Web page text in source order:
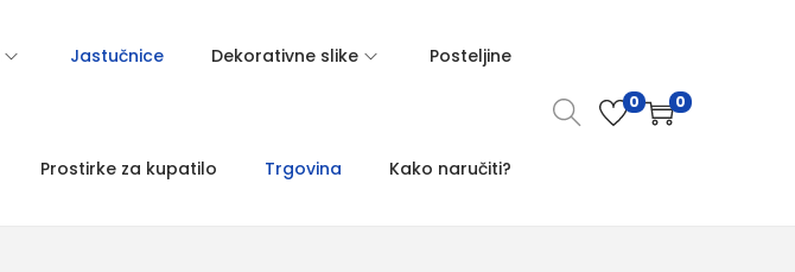
Jastučnice Dekorativne slike Posteljine
Prostirke za kupatilo Trgovina Kako naručiti?
0 0